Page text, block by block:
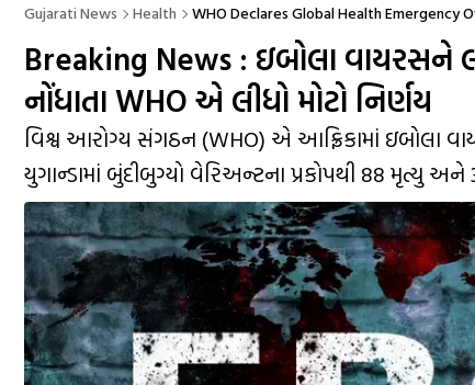
Gujarati News Health WHO Declares Global Health Emergency
Breaking News : ઇબોલા વાયરસને
નોંધાતા WHO એ લીધો મોટો નિર્ણય
વિશ્વ આરોગ્ય સંગઠન (WHO) એ આફ્રિકામાં ઇબોલા
યુગાન્ડામાં બુંદીબુગ્યો વેરિઅન્ટના પ્રકોપથી 88 મૃત્યુ